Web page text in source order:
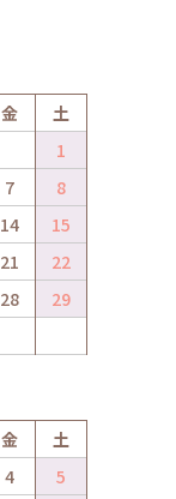
金
土
1
7
8
14
15
21
22
28
29
金
土
4
5